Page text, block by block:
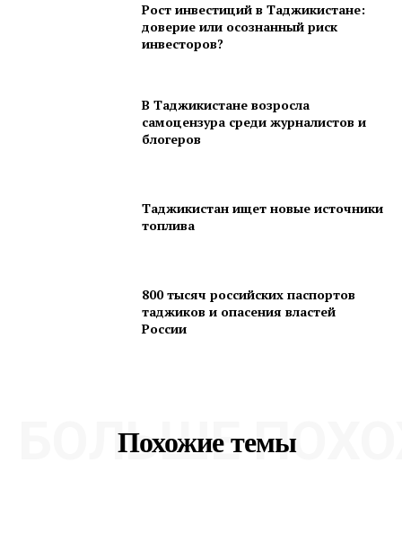
Рост инвестиций в Таджикистане:
доверие или осознанный риск
инвесторов?
В Таджикистане возросла
самоцензура среди журналистов и
блогеров
Таджикистан ищет новые источники
топлива
800 тысяч российских паспортов
таджиков и опасения властей
России
Похожие темы
БОЛЬШЕ